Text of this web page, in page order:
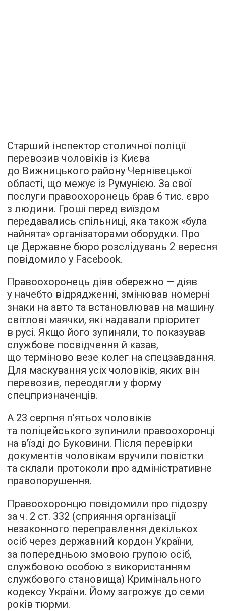
Старший інспектор столичної поліції
перевозив чоловіків із Києва
до Вижницького району Чернівецької
області, що межує із Румунією. За свої
послуги правоохоронець брав 6 тис. євро
з людини. Гроші перед виїздом
передавались спільниці, яка також «була
найнята» організаторами оборудки. Про
це Державне бюро розслідувань 2 вересня
повідомило у Facebook.
Правоохоронець діяв обережно — діяв
у начебто відрядженні, змінював номерні
знаки на авто та встановлював на машину
світлові маячки, які надавали пріоритет
в русі. Якщо його зупиняли, то показував
службове посвідчення й казав,
що терміново везе колег на спецзавдання.
Для маскування усіх чоловіків, яких він
перевозив, переодягли у форму
спецпризначенців.
А 23 серпня п’ятьох чоловіків
та поліцейського зупинили правоохоронці
на в’їзді до Буковини. Після перевірки
документів чоловікам вручили повістки
та склали протоколи про адміністративне
правопорушення.
Правоохоронцю повідомили про підозру
за ч. 2 ст. 332 (сприяння організації
незаконного переправлення декількох
осіб через державний кордон України,
за попередньою змовою групою осіб,
службовою особою з використанням
службового становища) Кримінального
кодексу України. Йому загрожує до семи
років тюрми.